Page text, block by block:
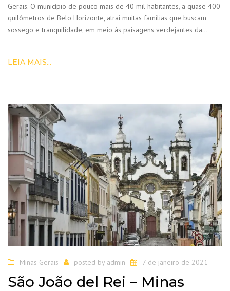
Gerais. O município de pouco mais de 40 mil habitantes, a quase 400
quilômetros de Belo Horizonte, atrai muitas famílias que buscam
sossego e tranquilidade, em meio às paisagens verdejantes da…
LEIA MAIS...
Minas Gerais posted by admin 7 de janeiro de 2021
São João del Rei – Minas